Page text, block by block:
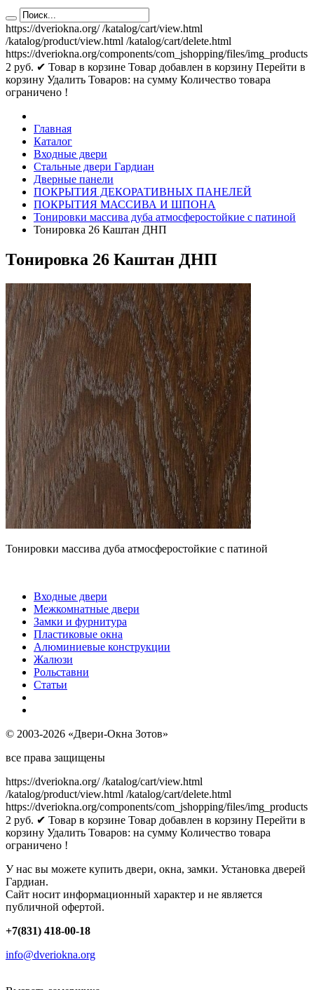
https://dveriokna.org/ /katalog/cart/view.html
/katalog/product/view.html /katalog/cart/delete.html
https://dveriokna.org/components/com_jshopping/files/img_products
2 руб. ✔ Товар в корзине Товар добавлен в корзину Перейти в
корзину Удалить Товаров: на сумму Количество товара
ограничено !
Главная
Каталог
Входные двери
Стальные двери Гардиан
Дверные панели
ПОКРЫТИЯ ДЕКОРАТИВНЫХ ПАНЕЛЕЙ
ПОКРЫТИЯ МАССИВА И ШПОНА
Тонировки массива дуба атмосферостойкие с патиной
Тонировка 26 Каштан ДНП
Тонировка 26 Каштан ДНП
Тонировки массива дуба атмосферостойкие с патиной
Входные двери
Межкомнатные двери
Замки и фурнитура
Пластиковые окна
Алюминиевые конструкции
Жалюзи
Рольставни
Статьи
© 2003-2026 «Двери-Окна Зотов»
все права защищены
https://dveriokna.org/ /katalog/cart/view.html
/katalog/product/view.html /katalog/cart/delete.html
https://dveriokna.org/components/com_jshopping/files/img_products
2 руб. ✔ Товар в корзине Товар добавлен в корзину Перейти в
корзину Удалить Товаров: на сумму Количество товара
ограничено !
У нас вы можете купить двери, окна, замки. Установка дверей
Гардиан.
Сайт носит информационный характер и не является
публичной офертой.
+7(831) 418-00-18
info@dveriokna.org